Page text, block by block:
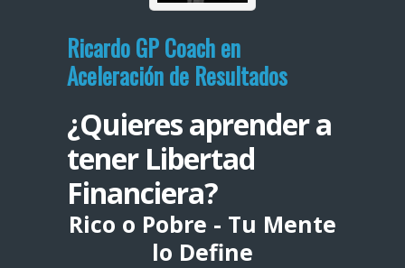
Ricardo GP Coach en
Aceleración de Resultados
¿Quieres aprender a
tener Libertad
Financiera?
Rico o Pobre - Tu Mente
lo Define